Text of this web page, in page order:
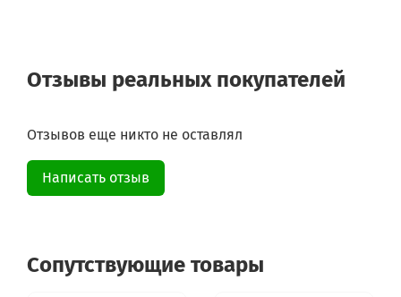
Gorenje WA7210L
Gorenje W7523
Gorenje W7523
Gorenje W6503/S
Gorenje EW7443A
Gorenje WS623W
Отзывы реальных покупателей
Отзывов еще никто не оставлял
Написать отзыв
Сопутствующие товары